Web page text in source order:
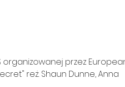
organizowanej przez
reż. Shaun Dunne, Anna